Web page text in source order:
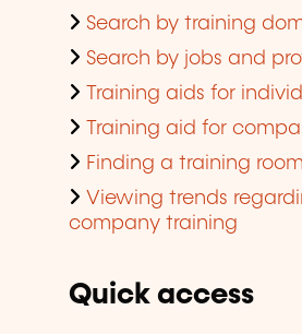
Search by training
Search by jobs and
Training aids for
Training aid for
Finding a training room
Viewing trends
company training
Quick access